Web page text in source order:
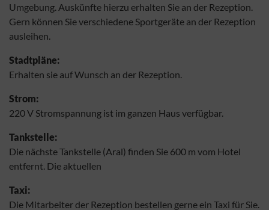
Umgebung. Auskünfte hierzu erhalten Sie an der Rezeption.
Gern können Sie verschiedene Sportgeräte an der Rezeption
ausleihen.
Stadtpläne:
Erhalten sie auf Wunsch an der Rezeption.
Strom:
220 V Stromspannung ist im ganzen Haus verfügbar.
Tankstelle:
Die nächste Tankstelle (Aral) finden Sie 600 m vom Hotel
entfernt. Die aktuellen
Taxi:
Die Mitarbeiter der Rezeption bestellen gerne ein Taxi für Sie.